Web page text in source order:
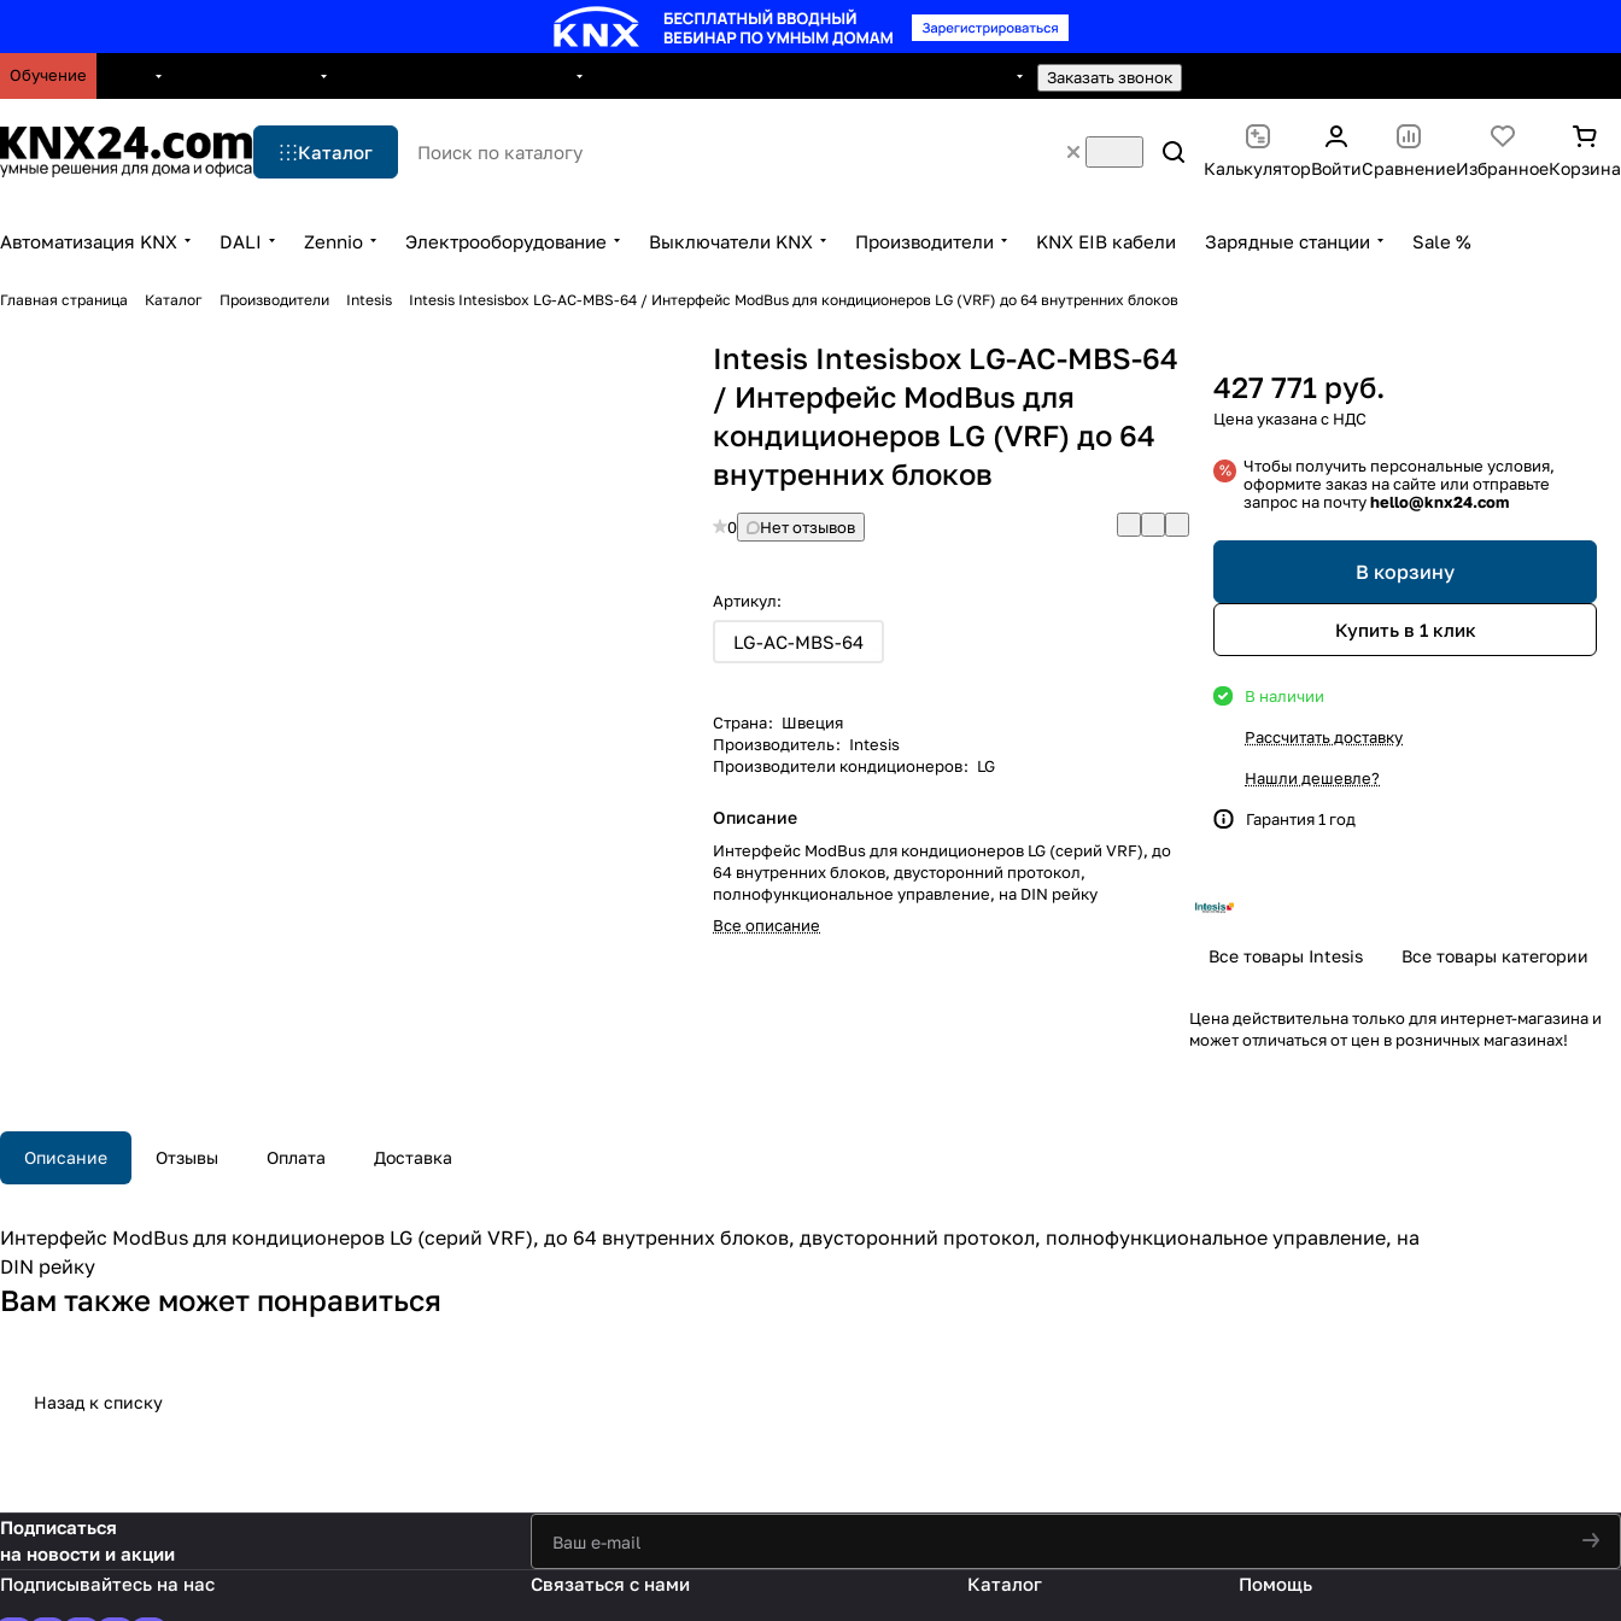
Обучение Заказать звонок
Каталог
КалькуляторВойтиСравнениеИзбранноеКорзина
Автоматизация KNX DALI Zennio Электрооборудование Выключатели KNX Производители KNX EIB кабели Зарядные станции Sale %
Главная страница Каталог Производители Intesis Intesis Intesisbox LG-AC-MBS-64 / Интерфейс ModBus для кондиционеров LG (VRF) до 64 внутренних блоков
Intesis Intesisbox LG-AC-MBS-64
/ Интерфейс ModBus для
кондиционеров LG (VRF) до 64
внутренних блоков
0 Нет отзывов
Артикул:
LG-AC-MBS-64
Страна: Швеция
Производитель: Intesis
Производители кондиционеров: LG
Описание
Интерфейс ModBus для кондиционеров LG (серий VRF), до
64 внутренних блоков, двусторонний протокол,
полнофункциональное управление, на DIN рейку
Все описание
427 771 руб.
Чтобы получить персональные условия,
оформите заказ на сайте или отправьте
запрос на почтуhello@knx24.com
В корзину
Купить в 1 клик
В наличии
Рассчитать доставку
Нашли дешевле?
Гарантия 1 год
Все товары Intesis Все товары категории
Цена действительна только для интернет-магазина и
может отличаться от цен в розничных магазинах!
Описание Отзывы Оплата Доставка
Интерфейс ModBus для кондиционеров LG (серий VRF), до 64 внутренних блоков, двусторонний протокол, полнофункциональное управление, на
DIN рейку
Вам также может понравиться
Назад к списку
Подписаться
на новости и акции
Связаться с нами
Каталог Помощь